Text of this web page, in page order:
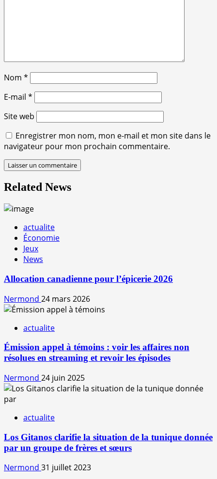
Nom *
E-mail *
Site web
Enregistrer mon nom, mon e-mail et mon site dans le
navigateur pour mon prochain commentaire.
Related News
actualite
Économie
Jeux
News
Allocation canadienne pour l’épicerie 2026
Nermond 24 mars 2026
actualite
Émission appel à témoins : voir les affaires non
résolues en streaming et revoir les épisodes
Nermond 24 juin 2025
actualite
Los Gitanos clarifie la situation de la tunique donnée
par un groupe de frères et sœurs
Nermond 31 juillet 2023